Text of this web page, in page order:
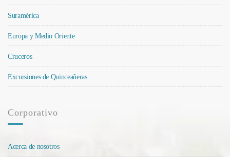
Suramérica
Europa y Medio Oriente
Cruceros
Excursiones de Quinceañeras
Corporativo
Acerca de nosotros